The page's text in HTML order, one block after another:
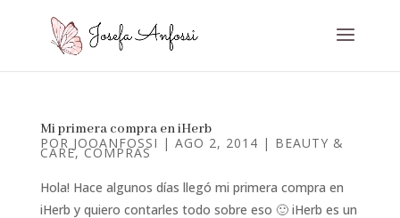
Mi primera compra en iHerb
POR JOOANFOSSI | AGO 2, 2014 | BEAUTY &
CARE,COMPRAS
Hola! Hace algunos días llegó mi primera compra en
iHerb y quiero contarles todo sobre eso 🙂 iHerb es un